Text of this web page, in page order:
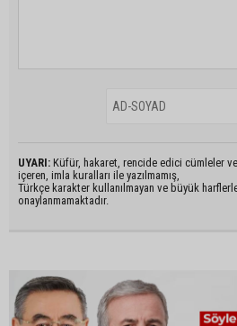
UYARI: Küfür, hakaret, rencide edici cümleler
içeren, imla kuralları ile yazılmamış,
Türkçe karakter kullanılmayan ve büyük
onaylanmamaktadır.